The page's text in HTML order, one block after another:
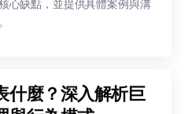
心缺點，並提供具體案例與溝
什麼？深入解析巨